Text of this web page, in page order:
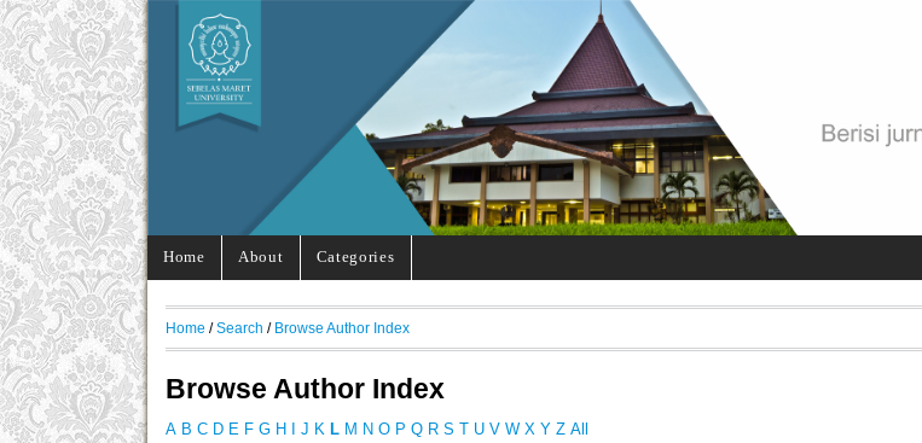
Home About Categories
Home / Search / Browse Author Index
Browse Author Index
A B C D E F G H I J K L M N O P Q R S T U V W X Y Z All